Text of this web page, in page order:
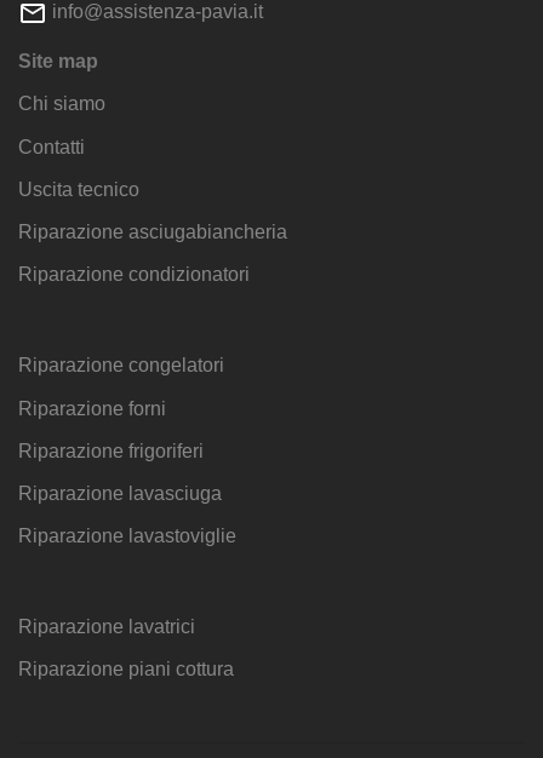
info@assistenza-pavia.it
Site map
Chi siamo
Contatti
Uscita tecnico
Riparazione asciugabiancheria
Riparazione condizionatori
Riparazione congelatori
Riparazione forni
Riparazione frigoriferi
Riparazione lavasciuga
Riparazione lavastoviglie
Riparazione lavatrici
Riparazione piani cottura